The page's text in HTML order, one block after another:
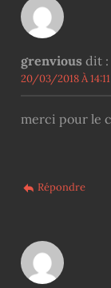
grenvious dit :
20/03/2018 À 14:11
merci pour le
Répondre